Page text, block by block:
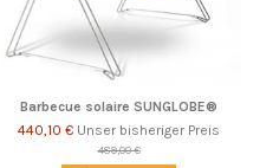
Barbecue solaire SUNGLOBE®
440,10 € Unser bisheriger Preis
489,00 €